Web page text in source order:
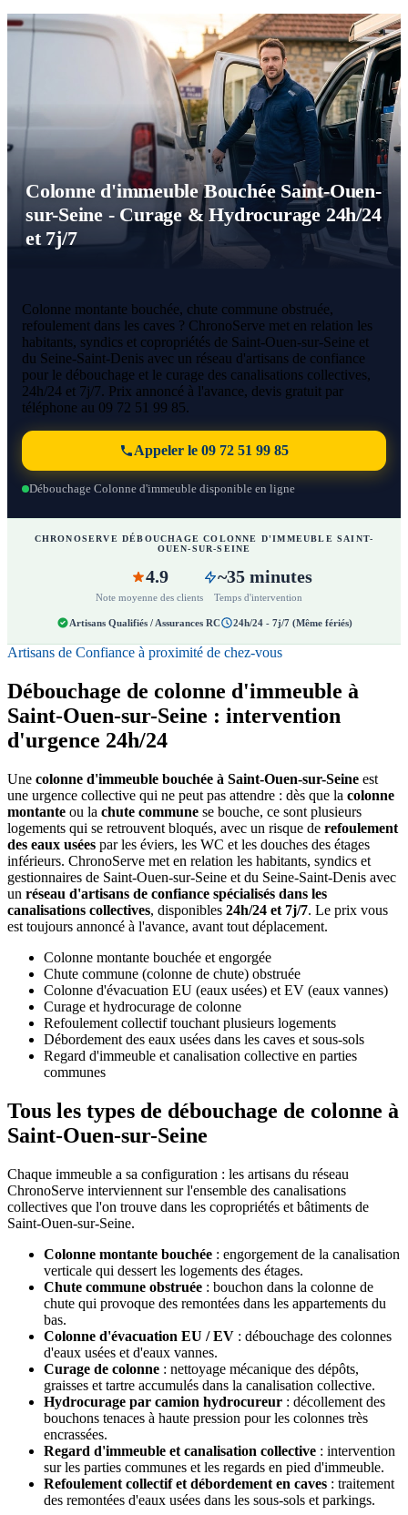
Colonne d'immeuble Bouchée Saint-Ouen-
sur-Seine - Curage & Hydrocurage 24h/24
et 7j/7
Colonne montante bouchée, chute commune obstruée,
refoulement dans les caves ? ChronoServe met en relation les
habitants, syndics et copropriétés de Saint-Ouen-sur-Seine et
du Seine-Saint-Denis avec un réseau d'artisans de confiance
pour le débouchage et le curage des canalisations collectives,
24h/24 et 7j/7. Prix annoncé à l'avance, devis gratuit par
téléphone au 09 72 51 99 85.
Appeler le 09 72 51 99 85
Débouchage Colonne d'immeuble disponible en ligne
CHRONOSERVE DÉBOUCHAGE COLONNE D'IMMEUBLE SAINT-
OUEN-SUR-SEINE
4.9
Note moyenne des clients
~35 minutes
Temps d'intervention
Artisans Qualifiés / Assurances RC 24h/24 - 7j/7 (Même fériés)
Artisans de Confiance à proximité de chez-vous
Débouchage de colonne d'immeuble à
Saint-Ouen-sur-Seine : intervention
d'urgence 24h/24
Une colonne d'immeuble bouchée à Saint-Ouen-sur-Seine est
une urgence collective qui ne peut pas attendre : dès que la colonne
montante ou la chute commune se bouche, ce sont plusieurs
logements qui se retrouvent bloqués, avec un risque de refoulement
des eaux usées par les éviers, les WC et les douches des étages
inférieurs. ChronoServe met en relation les habitants, syndics et
gestionnaires de Saint-Ouen-sur-Seine et du Seine-Saint-Denis avec
un réseau d'artisans de confiance spécialisés dans les
canalisations collectives, disponibles 24h/24 et 7j/7. Le prix vous
est toujours annoncé à l'avance, avant tout déplacement.
Colonne montante bouchée et engorgée
Chute commune (colonne de chute) obstruée
Colonne d'évacuation EU (eaux usées) et EV (eaux vannes)
Curage et hydrocurage de colonne
Refoulement collectif touchant plusieurs logements
Débordement des eaux usées dans les caves et sous-sols
Regard d'immeuble et canalisation collective en parties
communes
Tous les types de débouchage de colonne à
Saint-Ouen-sur-Seine
Chaque immeuble a sa configuration : les artisans du réseau
ChronoServe interviennent sur l'ensemble des canalisations
collectives que l'on trouve dans les copropriétés et bâtiments de
Saint-Ouen-sur-Seine.
Colonne montante bouchée : engorgement de la canalisation
verticale qui dessert les logements des étages.
Chute commune obstruée : bouchon dans la colonne de
chute qui provoque des remontées dans les appartements du
bas.
Colonne d'évacuation EU / EV : débouchage des colonnes
d'eaux usées et d'eaux vannes.
Curage de colonne : nettoyage mécanique des dépôts,
graisses et tartre accumulés dans la canalisation collective.
Hydrocurage par camion hydrocureur : décollement des
bouchons tenaces à haute pression pour les colonnes très
encrassées.
Regard d'immeuble et canalisation collective : intervention
sur les parties communes et les regards en pied d'immeuble.
Refoulement collectif et débordement en caves : traitement
des remontées d'eaux usées dans les sous-sols et parkings.